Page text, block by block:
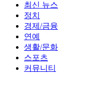
최신 뉴스
정치
경제/금융
연예
생활/문화
스포츠
커뮤니티